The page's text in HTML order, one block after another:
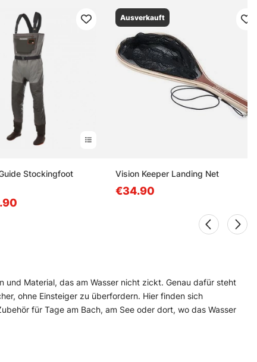
Stockingfoot
Ausverkauft
Vision Keeper Landing Net
€34.90
und Material, das am Wasser nicht zickt. Genau dafür steht
ohne Einsteiger zu überfordern. Hier finden sich
für Tage am Bach, am See oder dort, wo das Wasser
Dazu zählen unter anderem Vision, Simms, Patagonia, A.